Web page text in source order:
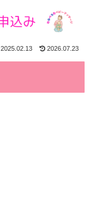
2025.02.13 2026.07.23